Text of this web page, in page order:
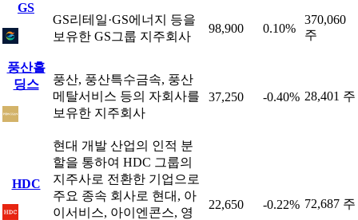
GS
GS리테일·GS에너지 등을
보유한 GS그룹 지주회사
98,900 0.10%
370,060
주
풍산홀
딩스
풍산, 풍산특수금속, 풍산
메탈서비스 등의 자회사를
보유한 지주회사
37,250 -0.40% 28,401 주
HDC
현대 개발 산업의 인적 분
할을 통하여 HDC 그룹의
지주사로 전환한 기업으로
주요 종속 회사로 현대, 아
이서비스, 아이엔콘스, 영
22,650 -0.22% 72,687 주